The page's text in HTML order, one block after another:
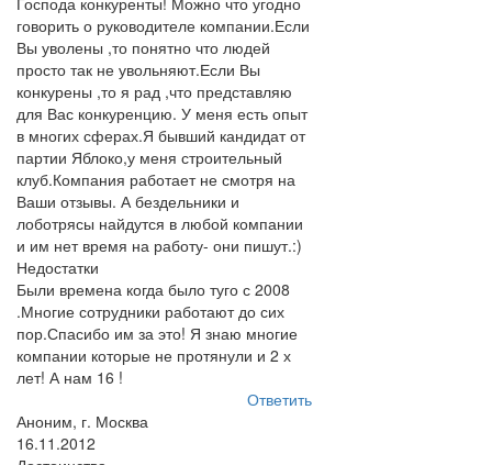
говорить о руководителе компании.Если
Вы уволены ,то понятно что людей
просто так не увольняют.Если Вы
конкурены ,то я рад ,что представляю
для Вас конкуренцию. У меня есть опыт
в многих сферах.Я бывший кандидат от
партии Яблоко,у меня строительный
клуб.Компания работает не смотря на
Ваши отзывы. А бездельники и
лоботрясы найдутся в любой компании
и им нет время на работу- они пишут.:)
Недостатки
Были времена когда было туго с 2008
.Многие сотрудники работают до сих
пор.Спасибо им за это! Я знаю многие
компании которые не протянули и 2 х
лет! А нам 16 !
Ответить
Аноним, г. Москва
16.11.2012